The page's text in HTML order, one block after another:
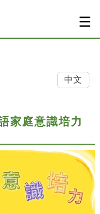
中文
家庭意識培力